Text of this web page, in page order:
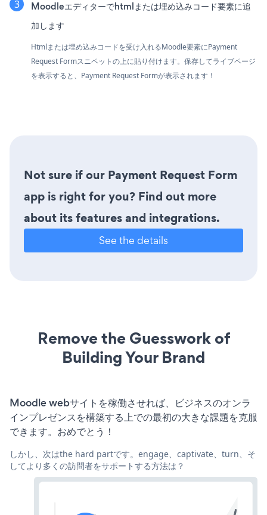
Moodleエディターでhtmlまたは埋め込みコード要素に追
加します
Htmlまたは埋め込みコードを受け入れるMoodle要素にPayment
Request Formスニペットの上に貼り付けます。保存してライブページ
を表示すると、Payment Request Formが表示されます！
Not sure if our Payment Request Form
app is right for you? Find out more
about its features and integrations.
See the details
Remove the Guesswork of
Building Your Brand
Moodle webサイトを稼働させれば、ビジネスのオンラ
インプレゼンスを構築する上での最初の大きな課題を克服
できます。おめでとう！
しかし、次はthe hard partです。engage、captivate、turn、そ
してより多くの訪問者をサポートする方法は？